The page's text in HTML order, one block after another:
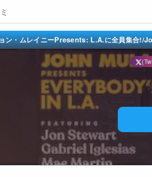
ン・ムレイニーPresents: L.A.に全員集合